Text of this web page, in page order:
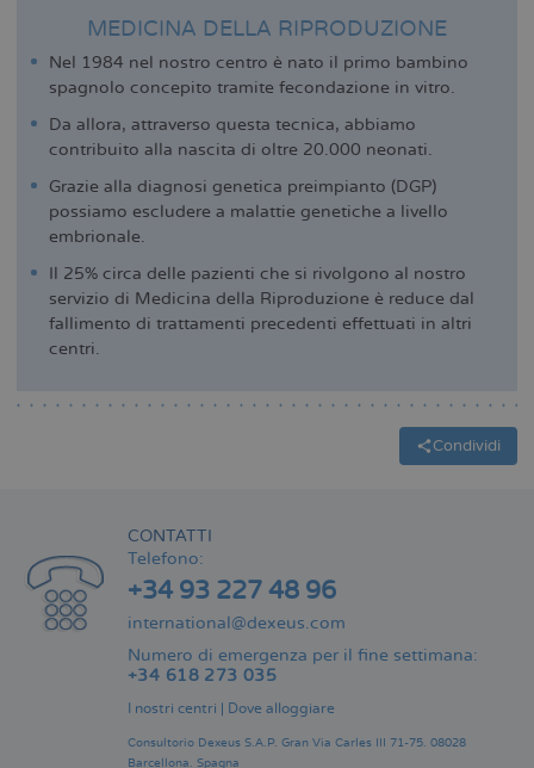
MEDICINA DELLA RIPRODUZIONE
Nel 1984 nel nostro centro è nato il primo bambino
spagnolo concepito tramite fecondazione in vitro.
Da allora, attraverso questa tecnica, abbiamo
contribuito alla nascita di oltre 20.000 neonati.
Grazie alla diagnosi genetica preimpianto (DGP)
possiamo escludere a malattie genetiche a livello
embrionale.
Il 25% circa delle pazienti che si rivolgono al nostro
servizio di Medicina della Riproduzione è reduce dal
fallimento di trattamenti precedenti effettuati in altri
centri.
Condividi
CONTATTI
Telefono:
+34 93 227 48 96
international@dexeus.com
Numero di emergenza per il fine settimana:
+34 618 273 035
I nostri centri Dove alloggiare
Consultorio Dexeus S.A.P. Gran Via Carles III 71-75. 08028
Barcellona. Spagna